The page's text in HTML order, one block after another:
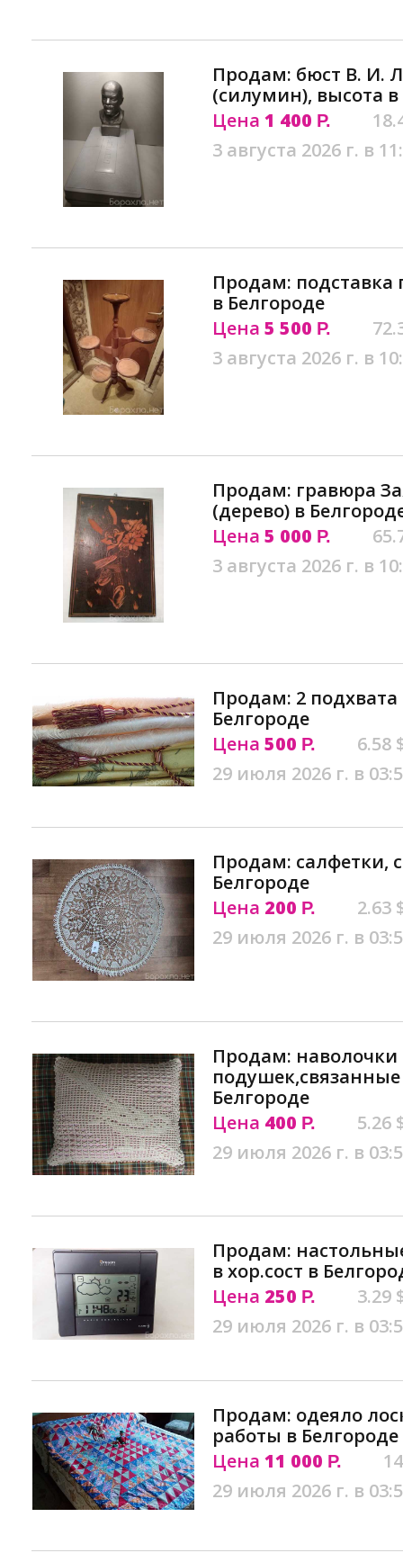
Продам: бюст В. И.
(силумин), высота в
Цена 1 400 Р.
3 августа 2026 г. в
Продам: подставка
в Белгороде
Цена 5 500 Р.
3 августа 2026 г. в
Продам: гравюра
(дерево) в
Цена 5 000 Р.
3 августа 2026 г. в
Продам: 2
Белгороде
Цена 500 Р.
6.58
29 июля 2026 г. в
Продам: салфетки,
Белгороде
Цена 200 Р.
2.63
29 июля 2026 г. в
Продам: наволочки
Белгороде
Цена 400 Р.
5.26
29 июля 2026 г. в
Продам:
в хор.сост в
Цена 250 Р.
3.29
29 июля 2026 г. в
Продам: одеяло
работы в Белгороде
Цена 11 000 Р.
29 июля 2026 г. в